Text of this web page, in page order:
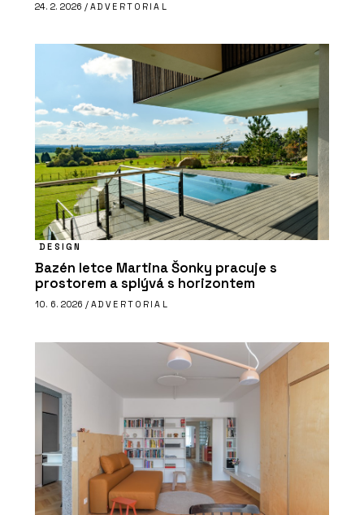
24. 2. 2026 / ADVERTORIAL
DESIGN
Bazén letce Martina Šonky pracuje s
prostorem a splývá s horizontem
10. 6. 2026 / ADVERTORIAL